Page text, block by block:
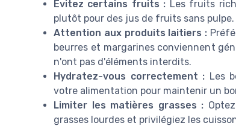
Évitez certains fruits : Les fruits
plutôt pour des jus de fruits sans pulpe.
Attention aux produits laitiers :
beurres et margarines conviennent
n'ont pas d'éléments interdits.
Hydratez-vous correctement : Les
votre alimentation pour maintenir un
Limiter les matières grasses :
grasses lourdes et privilégiez les